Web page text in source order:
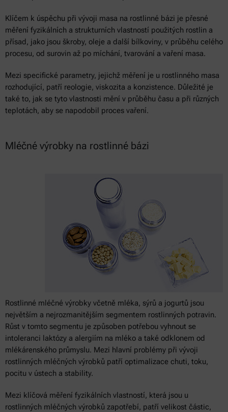
Klíčem k úspěchu při vývoji masa na rostlinné bázi je přesné
měření fyzikálních a strukturních vlastností použitých rostlin a
přísad, jako jsou škroby, oleje a další bílkoviny, v průběhu celého
procesu, od surovin až po míchání, tvarování a vaření masa.
Mezi specifické parametry, jejichž měření je u rostlinného masa
rozhodující, patří reologie, viskozita a konzistence. Důležité je
také to, jak se tyto vlastnosti mění v průběhu času a při různých
teplotách, aby se napodobil proces vaření.
Mléčné výrobky na rostlinné bázi
Rostlinné mléčné výrobky včetně mléka, sýrů a jogurtů jsou
největším a nejrozmanitějším segmentem rostlinných potravin.
Růst v tomto segmentu je způsoben potřebou vyhnout se
intoleranci laktózy a alergiím na mléko a také odklonem od
mlékárenského průmyslu. Mezi hlavní problémy při vývoji
rostlinných mléčných výrobků patří optimalizace chuti, toku,
pocitu v ústech a stability.
Mezi klíčová měření fyzikálních vlastností, která jsou u
rostlinných mléčných výrobků zapotřebí, patří velikost částic,